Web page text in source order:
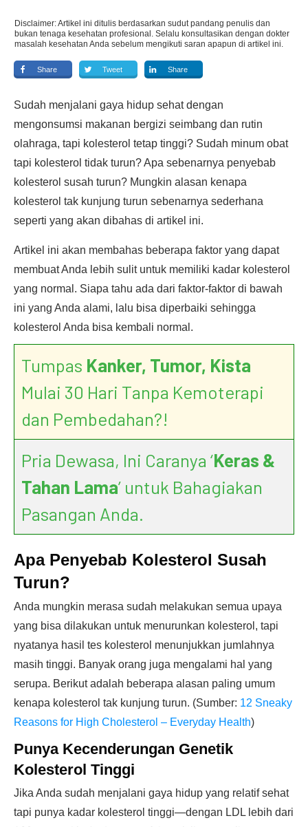
Disclaimer: Artikel ini ditulis berdasarkan sudut pandang penulis dan
bukan tenaga kesehatan profesional. Selalu konsultasikan dengan dokter
masalah kesehatan Anda sebelum mengikuti saran apapun di artikel ini.
Share Tweet Share
Sudah menjalani gaya hidup sehat dengan
mengonsumsi makanan bergizi seimbang dan rutin
olahraga, tapi kolesterol tetap tinggi? Sudah minum obat
tapi kolesterol tidak turun? Apa sebenarnya penyebab
kolesterol susah turun? Mungkin alasan kenapa
kolesterol tak kunjung turun sebenarnya sederhana
seperti yang akan dibahas di artikel ini.
Artikel ini akan membahas beberapa faktor yang dapat
membuat Anda lebih sulit untuk memiliki kadar kolesterol
yang normal. Siapa tahu ada dari faktor-faktor di bawah
ini yang Anda alami, lalu bisa diperbaiki sehingga
kolesterol Anda bisa kembali normal.
Tumpas Kanker, Tumor, Kista
Mulai 30 Hari Tanpa Kemoterapi
dan Pembedahan?!
Pria Dewasa, Ini Caranya ‘Keras &
Tahan Lama’ untuk Bahagiakan
Pasangan Anda.
Apa Penyebab Kolesterol Susah
Turun?
Anda mungkin merasa sudah melakukan semua upaya
yang bisa dilakukan untuk menurunkan kolesterol, tapi
nyatanya hasil tes kolesterol menunjukkan jumlahnya
masih tinggi. Banyak orang juga mengalami hal yang
serupa. Berikut adalah beberapa alasan paling umum
kenapa kolesterol tak kunjung turun. (Sumber: 12 Sneaky
Reasons for High Cholesterol – Everyday Health)
Punya Kecenderungan Genetik
Kolesterol Tinggi
Jika Anda sudah menjalani gaya hidup yang relatif sehat
tapi punya kadar kolesterol tinggi—dengan LDL lebih dari